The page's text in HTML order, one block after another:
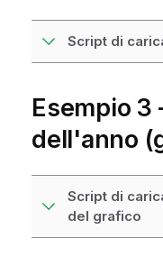
Script di
Esempio 3
dell'anno
Script di
del grafico